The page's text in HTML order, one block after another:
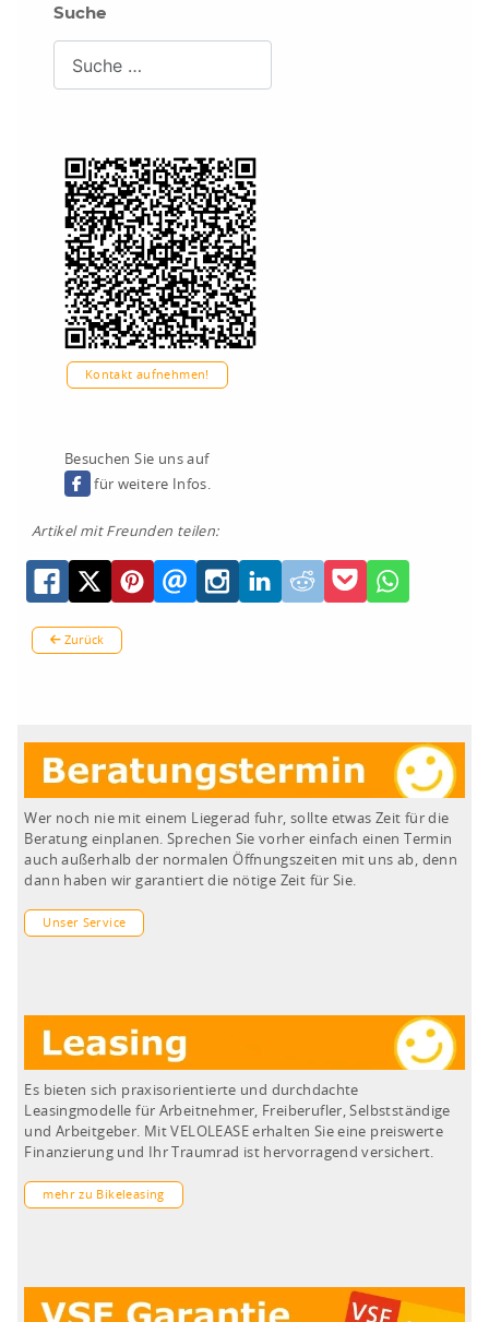
Suche
Kontakt aufnehmen!
Besuchen Sie uns auf
für weitere Infos.
Artikel mit Freunden teilen:
Zurück
Wer noch nie mit einem Liegerad fuhr, sollte etwas Zeit für die
Beratung einplanen. Sprechen Sie vorher einfach einen Termin
auch außerhalb der normalen Öffnungszeiten mit uns ab, denn
dann haben wir garantiert die nötige Zeit für Sie.
Unser Service
Es bieten sich praxisorientierte und durchdachte
Leasingmodelle für Arbeitnehmer, Freiberufler, Selbstständige
und Arbeitgeber. Mit VELOLEASE erhalten Sie eine preiswerte
Finanzierung und Ihr Traumrad ist hervorragend versichert.
mehr zu Bikeleasing